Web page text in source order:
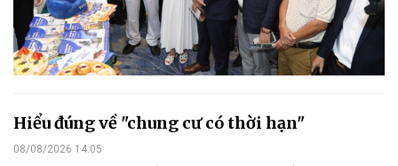
Hiểu đúng về "chung cư có thời hạn"
08/08/2026 14:05